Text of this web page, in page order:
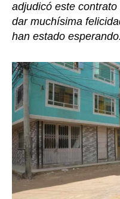
adjudicó este
dar muchísima
han estado